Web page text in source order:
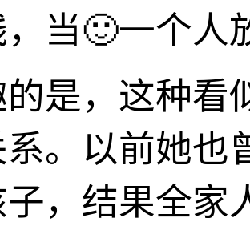
当🙂一个人
是，这种看
。以前她也
子，结果全家